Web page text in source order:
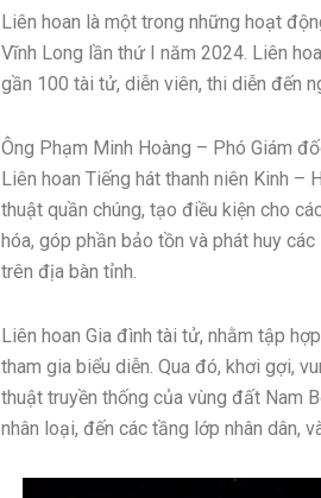
Liên hoan là một trong những hoạt
Vĩnh Long lần thứ I năm 2024. Liên
gần 100 tài tử, diễn viên, thi diễn đến
Ông Phạm Minh Hoàng – Phó Giám
Liên hoan Tiếng hát thanh niên Kinh –
thuật quần chúng, tạo điều kiện cho
hóa, góp phần bảo tồn và phát huy
trên địa bàn tỉnh.
Liên hoan Gia đình tài tử, nhằm tập
tham gia biểu diễn. Qua đó, khơi gợi,
thuật truyền thống của vùng đất Nam
nhân loại, đến các tầng lớp nhân dân,